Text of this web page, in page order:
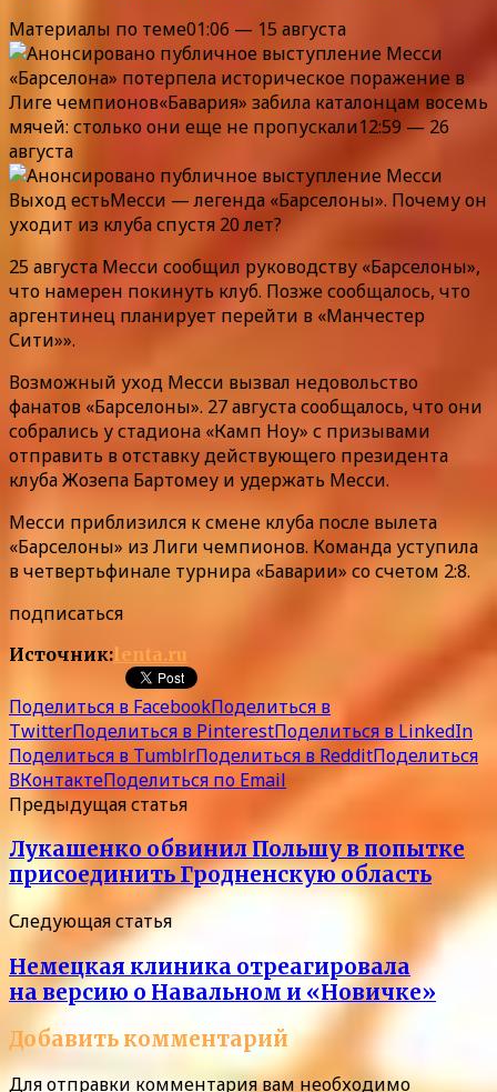
Материалы по теме01:06 — 15 августа
«Барселона» потерпела историческое поражение в
Лиге чемпионов«Бавария» забила каталонцам восемь
мячей: столько они еще не пропускали12:59 — 26
августа
Выход естьМесси — легенда «Барселоны». Почему он
уходит из клуба спустя 20 лет?
25 августа Месси сообщил руководству «Барселоны»,
что намерен покинуть клуб. Позже сообщалось, что
аргентинец планирует перейти в «Манчестер
Сити»».
Возможный уход Месси вызвал недовольство
фанатов «Барселоны». 27 августа сообщалось, что они
собрались у стадиона «Камп Ноу» с призывами
отправить в отставку действующего президента
клуба Жозепа Бартомеу и удержать Месси.
Месси приблизился к смене клуба после вылета
«Барселоны» из Лиги чемпионов. Команда уступила
в четвертьфинале турнира «Баварии» со счетом 2:8.
подписаться
Источник:lenta.ru
Поделиться в FacebookПоделиться в
TwitterПоделиться в PinterestПоделиться в LinkedIn
Поделиться в TumblrПоделиться в RedditПоделиться
ВКонтактеПоделиться по Email
Предыдущая статья
Лукашенко обвинил Польшу в попытке
присоединить Гродненскую область
Следующая статья
Немецкая клиника отреагировала
на версию о Навальном и «Новичке»
Добавить комментарий
Для отправки комментария вам необходимо